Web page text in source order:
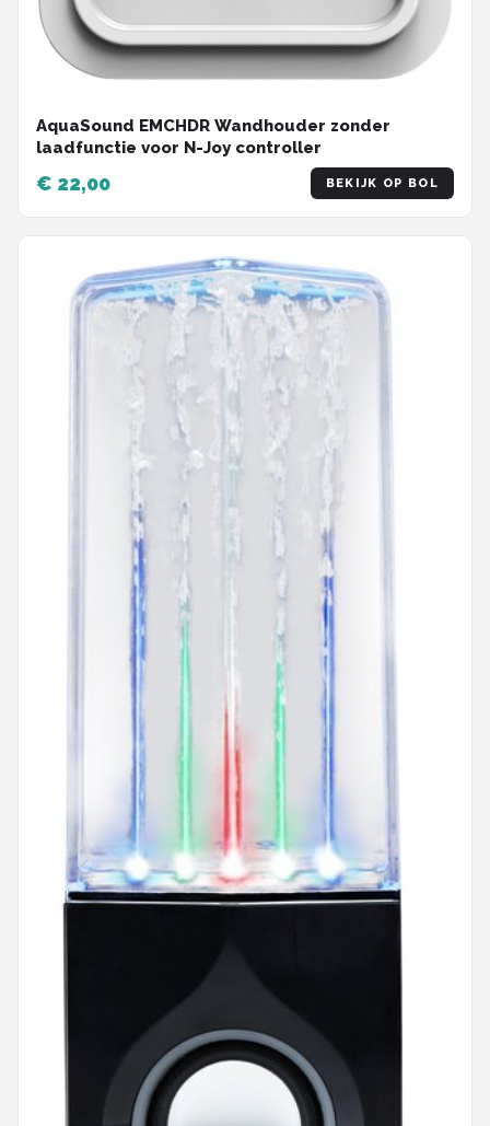
AquaSound EMCHDR Wandhouder zonder
laadfunctie voor N-Joy controller
€ 22,00 BEKIJK OP BOL